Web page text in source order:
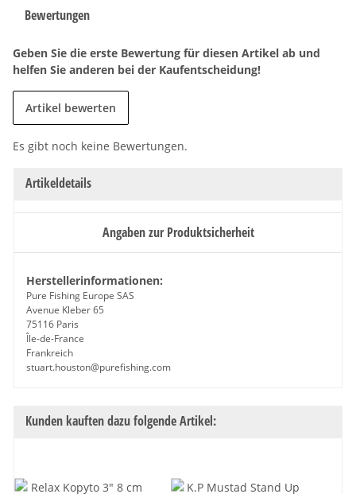
Bewertungen
Geben Sie die erste Bewertung für diesen Artikel ab und
helfen Sie anderen bei der Kaufentscheidung!
Artikel bewerten
Es gibt noch keine Bewertungen.
Artikeldetails
Angaben zur Produktsicherheit
Herstellerinformationen:
Pure Fishing Europe SAS
Avenue Kleber 65
75116 Paris
Île-de-France
Frankreich
stuart.houston@purefishing.com
Kunden kauften dazu folgende Artikel: